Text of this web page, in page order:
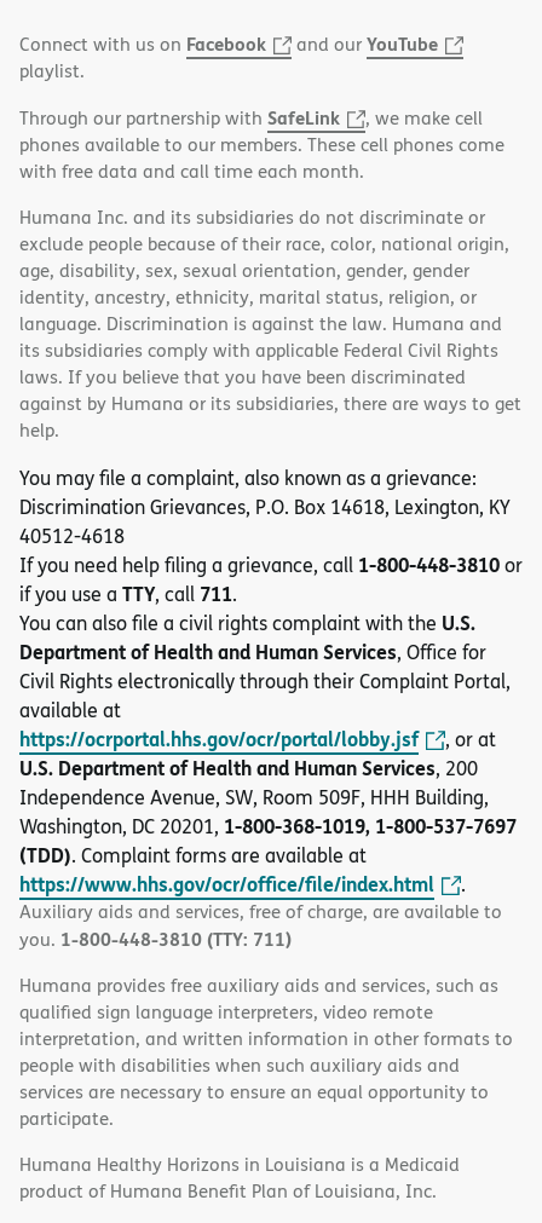
Connect with us on Facebook and ourYouTube
playlist.
Through our partnership with SafeLink
, we make cell
phones available to our members. These cell phones come
with free data and call time each month.
Humana Inc. and its subsidiaries do not discriminate or
exclude people because of their race, color, national origin,
age, disability, sex, sexual orientation, gender, gender
identity, ancestry, ethnicity, marital status, religion, or
language. Discrimination is against the law. Humana and
its subsidiaries comply with applicable Federal Civil Rights
laws. If you believe that you have been discriminated
against by Humana or its subsidiaries, there are ways to get
help.
You may file a complaint, also known as a grievance:
Discrimination Grievances, P.O. Box 14618, Lexington, KY
40512-4618
If you need help filing a grievance, call 1-800-448-3810or
if you use a TTY, call 711.
You can also file a civil rights complaint with the U.S.
Department of Health and Human Services, Office for
Civil Rights electronically through their Complaint Portal,
available at
https://ocrportal.hhs.gov/ocr/portal/lobby.jsf , or at
U.S. Department of Health and Human Services, 200
Independence Avenue, SW, Room 509F, HHH Building,
Washington, DC 20201, 1-800-368-1019, 1-800-537-7697
(TDD). Complaint forms are available at
https://www.hhs.gov/ocr/office/file/index.html .
Auxiliary aids and services, free of charge, are available to
you. 1-800-448-3810 (TTY: 711)
Humana provides free auxiliary aids and services, such as
qualified sign language interpreters, video remote
interpretation, and written information in other formats to
people with disabilities when such auxiliary aids and
services are necessary to ensure an equal opportunity to
participate.
Humana Healthy Horizons in Louisiana is a Medicaid
product of Humana Benefit Plan of Louisiana, Inc.